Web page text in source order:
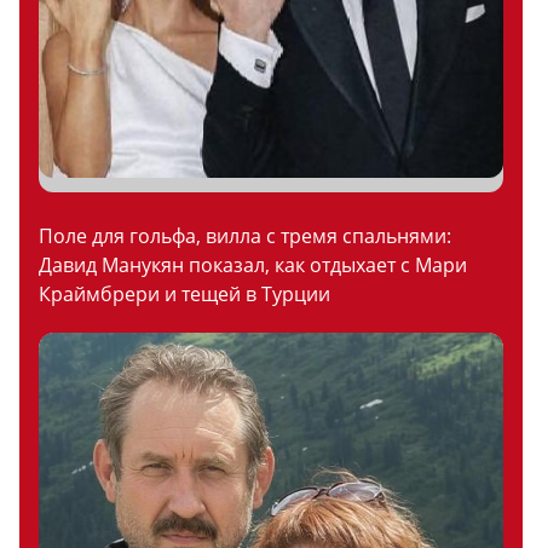
Поле для гольфа, вилла с тремя спальнями:
Давид Манукян показал, как отдыхает с Мари
Краймбрери и тещей в Турции